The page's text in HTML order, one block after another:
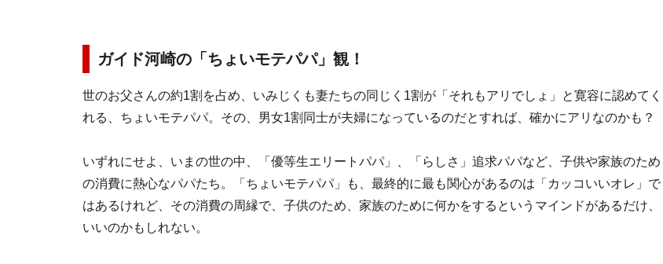
ガイド河崎の「ちょいモテパパ」観！
世のお父さんの約1割を占め、いみじくも妻たちの同じく1割が「それもアリでしょ」と寛容に認めてく
れる、ちょいモテパパ。その、男女1割同士が夫婦になっているのだとすれば、確かにアリなのかも？
いずれにせよ、いまの世の中、「優等生エリートパパ」、「らしさ」追求パパなど、子供や家族のため
の消費に熱心なパパたち。「ちょいモテパパ」も、最終的に最も関心があるのは「カッコいいオレ」で
はあるけれど、その消費の周縁で、子供のため、家族のために何かをするというマインドがあるだけ、
いいのかもしれない。